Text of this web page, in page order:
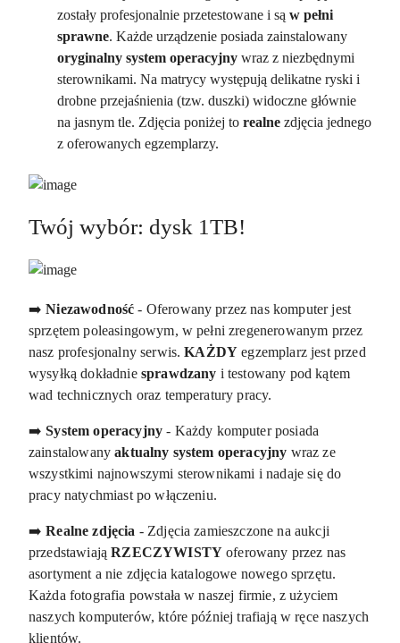
zostały profesjonalnie przetestowane i są w pełni
sprawne. Każde urządzenie posiada zainstalowany
oryginalny system operacyjny wraz z niezbędnymi
sterownikami. Na matrycy występują delikatne ryski i
drobne przejaśnienia (tzw. duszki) widoczne głównie
na jasnym tle. Zdjęcia poniżej to realne zdjęcia jednego
z oferowanych egzemplarzy.
Twój wybór: dysk 1TB!
➡️Niezawodność - Oferowany przez nas komputer jest
sprzętem poleasingowym, w pełni zregenerowanym przez
nasz profesjonalny serwis.KAŻDY egzemplarz jest przed
wysyłką dokładnie sprawdzany i testowany pod kątem
wad technicznych oraz temperatury pracy.
➡️ System operacyjny - Każdy komputer posiada
zainstalowanyaktualny system operacyjny wraz ze
wszystkimi najnowszymi sterownikami i nadaje się do
pracy natychmiast po włączeniu.
➡️ Realne zdjęcia - Zdjęcia zamieszczone na aukcji
przedstawiająRZECZYWISTY oferowany przez nas
asortyment a nie zdjęcia katalogowe nowego sprzętu.
Każda fotografia powstała w naszej firmie, z użyciem
naszych komputerów, które później trafiają w ręce naszych
klientów.